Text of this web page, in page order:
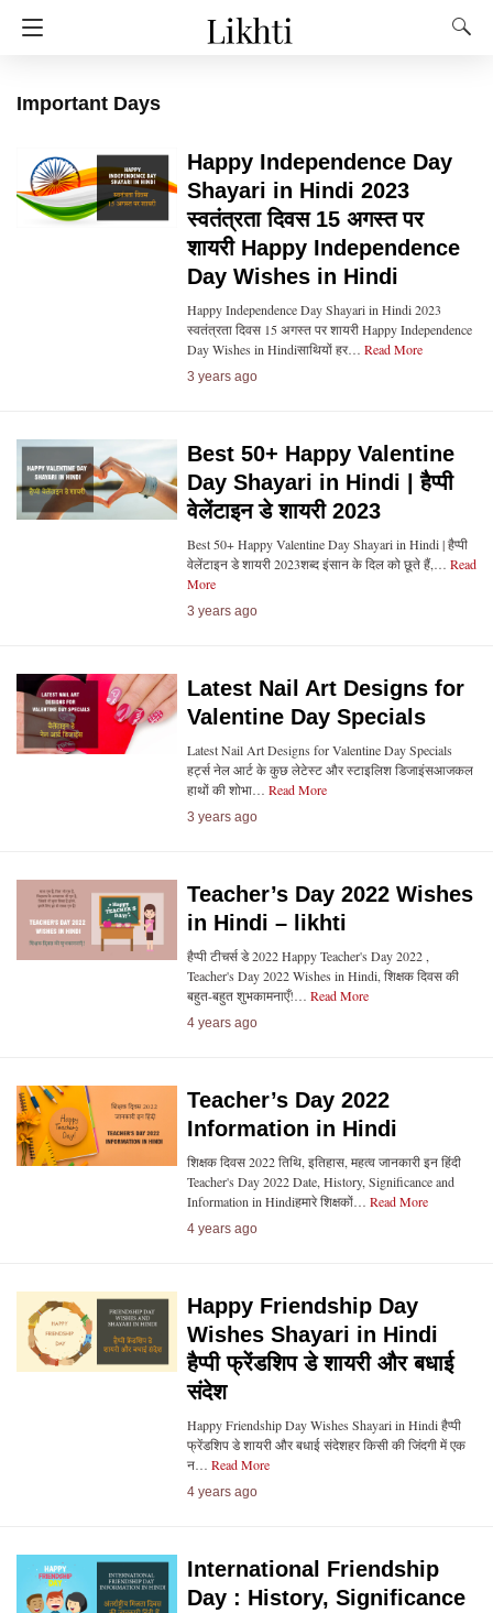
Important Days
Happy Independence Day
Shayari in Hindi 2023
स्वतंत्रता दिवस 15 अगस्त पर
शायरी Happy Independence
Day Wishes in Hindi
Happy Independence Day Shayari in Hindi 2023
स्वतंत्रता दिवस 15 अगस्त पर शायरी Happy Independence
Day Wishes in Hindiसाथियों हर… Read More
3 years ago
Best 50+ Happy Valentine
Day Shayari in Hindi | हैप्पी
वेलेंटाइन डे शायरी 2023
Best 50+ Happy Valentine Day Shayari in Hindi | हैप्पी
वेलेंटाइन डे शायरी 2023शब्द इंसान के दिल को छूते हैं,… Read
More
3 years ago
Latest Nail Art Designs for
Valentine Day Specials
Latest Nail Art Designs for Valentine Day Specials
हर्ट्स नेल आर्ट के कुछ लेटेस्ट और स्टाइलिश डिजाइंसआजकल
हाथों की शोभा… Read More
3 years ago
Teacher’s Day 2022 Wishes
in Hindi – likhti
हैप्पी टीचर्स डे 2022 Happy Teacher's Day 2022 ,
Teacher's Day 2022 Wishes in Hindi, शिक्षक दिवस की
बहुत-बहुत शुभकामनाएँ!… Read More
4 years ago
Teacher’s Day 2022
Information in Hindi
शिक्षक दिवस 2022 तिथि, इतिहास, महत्व जानकारी इन हिंदी
Teacher's Day 2022 Date, History, Significance and
Information in Hindiहमारे शिक्षकों… Read More
4 years ago
Happy Friendship Day
Wishes Shayari in Hindi
हैप्पी फ्रेंडशिप डे शायरी और बधाई
संदेश
Happy Friendship Day Wishes Shayari in Hindi हैप्पी
फ्रेंडशिप डे शायरी और बधाई संदेशहर किसी की जिंदगी में एक
न… Read More
4 years ago
International Friendship
Day : History, Significance